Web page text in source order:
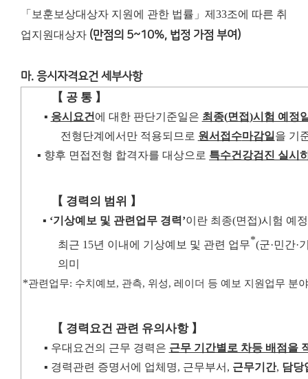
「보훈보상대상자 지원에 관한 법률」제33조에 따른 취
업지원대상자 (만점의 5~10%, 법정 가점 부여)
마. 응시자격요건 세부사항
【 공 통 】
▪ 응시요건 에 대한 판단기준일은 최종(면접)시험 예정
전형단계에서 만 적용되므로 원서접수마감일 을 기
▪ 향후 면접전형 합격자를 대상으로 특수건강검진 실시
【 경력의 범위 】
▪ ‘기상예보 및 관련업무 경력 ’이란 최종(면접)시험 예
최근 15년 이내에 기상예보 및 관련 업무*(군·민간·
의미
*관련업무: 수치예보, 관측, 위성, 레이더 등 예보 지원업무 분야
【 경력요건 관련 유의사항 】
▪ 우대요건의 근무 경력은 근무 기간별로 차등 배점을
▪ 경력관련 증명서에 업체명, 근무부서 , 근무기간, 담당